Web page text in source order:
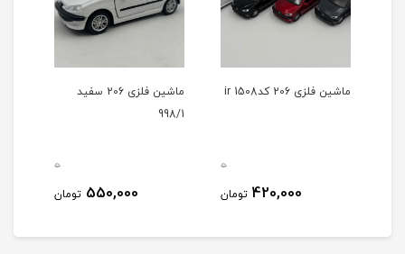
ماشین فلزی 206 کد1508 ir
0
420,000 تومان
ماشین فلزی 206 سفید
998/1
0
550,000 تومان